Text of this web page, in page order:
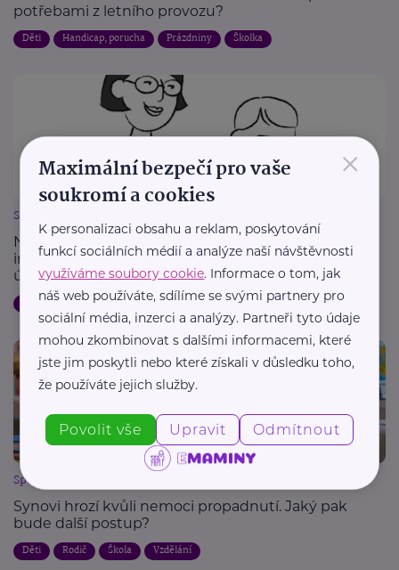
potřebami z letního provozu?
Děti Handicap, porucha Prázdniny Školka
Spoluškola, z. s.
Některé děti potřebují ve škole více porozumění a
individuální podporu. Pomůžete jim získat šanci na
úspěch?
Aktuálně Finance Podpora a pomoc Školka Vzdělání
Spoluškola, z. s.
Synovi hrozí kvůli nemoci propadnutí. Jaký pak
bude další postup?
Děti Rodič Škola Vzdělání
×
Maximální bezpečí pro vaše
soukromí a cookies
K personalizaci obsahu a reklam, poskytování
funkcí sociálních médií a analýze naší návštěvnosti
využíváme soubory cookie. Informace o tom, jak
náš web používáte, sdílíme se svými partnery pro
sociální média, inzerci a analýzy. Partneři tyto údaje
mohou zkombinovat s dalšími informacemi, které
jste jim poskytli nebo které získali v důsledku toho,
že používáte jejich služby.
Povolit vše Upravit Odmítnout